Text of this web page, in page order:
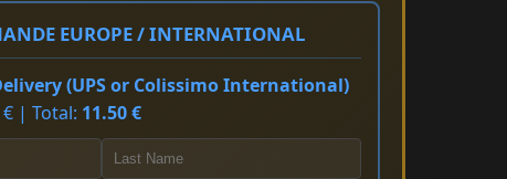
EUROPE / INTERNATIONAL
(UPS or Colissimo International)
| Total: 11.50 €